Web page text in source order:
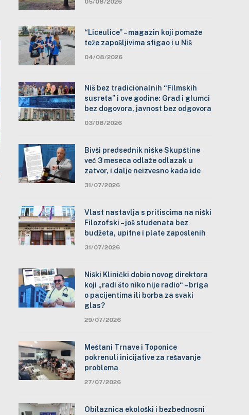
05/08/2026
“Liceulice” – magazin koji pomaže
teže zapošljivima stigao i u Niš
04/08/2026
Niš bez tradicionalnih “Filmskih
susreta” i ove godine: Grad i glumci
bez dogovora, javnost bez odgovora
03/08/2026
Bivši predsednik niške Skupštine
već 3 meseca odlaže odlazak u
zatvor, i dalje neizvesno kada ide
31/07/2026
Vlast nastavlja s pritiscima na niški
Filozofski – još studenata bez
budžeta, upitne i plate zaposlenih
31/07/2026
Niški Klinički dobio novog direktora
koji „radi što niko nije radio“ – briga
o pacijentima ili borba za svaki
glas?
29/07/2026
Meštani Trnave i Toponice
pokrenuli inicijative za rešavanje
problema
27/07/2026
Obilaznica ekološki i bezbednosni